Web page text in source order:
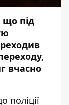
що під
вчасно
поліції